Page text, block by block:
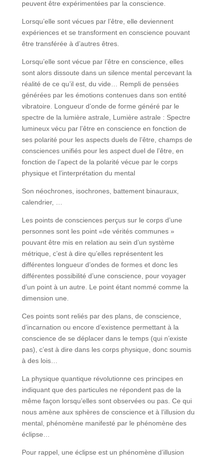
peuvent être expérimentées par la conscience.
Lorsqu’elle sont vécues par l’être, elle deviennent
expériences et se transforment en conscience pouvant
être transférée à d’autres êtres.
Lorsqu’elle sont vécue par l’être en conscience, elles
sont alors dissoute dans un silence mental percevant la
réalité de ce qu’il est, du vide… Rempli de pensées
générées par les émotions contenues dans son entité
vibratoire. Longueur d’onde de forme généré par le
spectre de la lumière astrale, Lumière astrale : Spectre
lumineux vécu par l’être en conscience en fonction de
ses polarité pour les aspects duels de l’être, champs de
consciences unifiés pour les aspect duel de l’être, en
fonction de l’apect de la polarité vécue par le corps
physique et l’interprétation du mental
Son néochrones, isochrones, battement binauraux,
calendrier, …
Les points de consciences perçus sur le corps d’une
personnes sont les point «de vérités communes »
pouvant être mis en relation au sein d’un système
métrique, c’est à dire qu’elles représentent les
différentes longueur d’ondes de formes et donc les
différentes possibilité d’une conscience, pour voyager
d’un point à un autre. Le point étant nommé comme la
dimension une.
Ces points sont reliés par des plans, de conscience,
d’incarnation ou encore d’existence permettant à la
conscience de se déplacer dans le temps (qui n’existe
pas), c’est à dire dans les corps physique, donc soumis
à des lois…
La physique quantique révolutionne ces principes en
indiquant que des particules ne répondent pas de la
même façon lorsqu’elles sont observées ou pas. Ce qui
nous amène aux sphères de conscience et à l’illusion du
mental, phénomène manifesté par le phénomène des
éclipse…
Pour rappel, une éclipse est un phénomène d’illusion